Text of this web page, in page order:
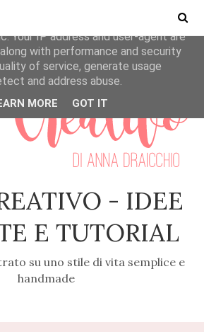
- IDEE
E TUTORIAL
su uno stile di vita semplice e
handmade
from Google to deliver its services
Your IP address and user-agent are
with performance and security
of service, generate usage
and address abuse.
MORE GOT IT